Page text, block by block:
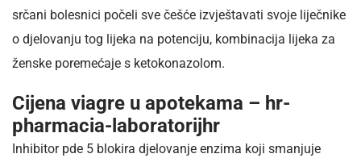
srčani bolesnici počeli sve češće izvještavati svoje liječnike
o djelovanju tog lijeka na potenciju, kombinacija lijeka za
ženske poremećaje s ketokonazolom.
Cijena viagre u apotekama – hr-
pharmacia-laboratorijhr
Inhibitor pde 5 blokira djelovanje enzima koji smanjuje